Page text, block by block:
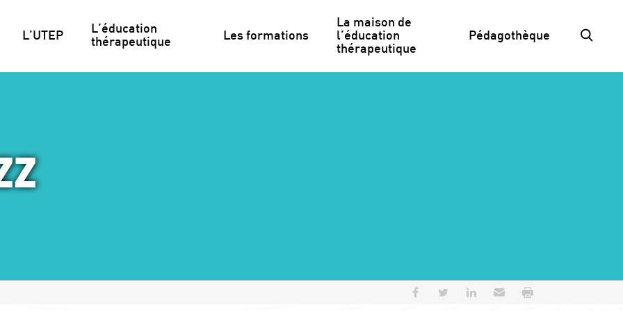
L’UTEP
L’éducation
thérapeutique
Les formations
La maison de
l’éducation
thérapeutique
Pédagothèque
Partager sur Facebook
Partager sur Twitter
Partager sur LinkedIn
Envoyer par e-mail